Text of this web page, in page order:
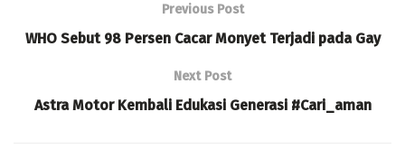
Previous Post
WHO Sebut 98 Persen Cacar Monyet Terjadi pada Gay
Next Post
Astra Motor Kembali Edukasi Generasi #Cari_aman